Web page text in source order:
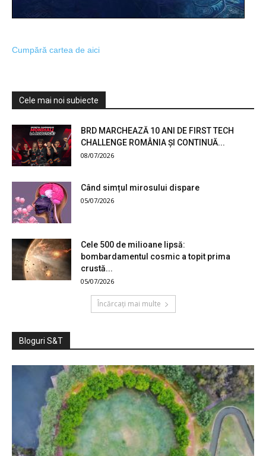
Cumpără cartea de aici
Cele mai noi subiecte
BRD MARCHEAZĂ 10 ANI DE FIRST TECH
CHALLENGE ROMÂNIA ȘI CONTINUĂ...
08/07/2026
Când simțul mirosului dispare
05/07/2026
Cele 500 de milioane lipsă:
bombardamentul cosmic a topit prima
crustă...
05/07/2026
Încărcați mai multe
Bloguri S&T